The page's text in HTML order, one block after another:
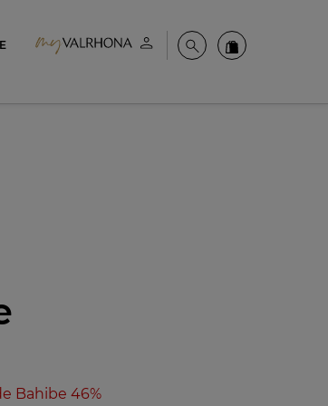
Mein konto SucheValrhona
Bahibe 46%